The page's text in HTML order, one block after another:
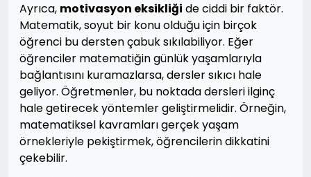
Ayrıca, motivasyon eksikliği de ciddi bir faktör.
Matematik, soyut bir konu olduğu için birçok
öğrenci bu dersten çabuk sıkılabiliyor. Eğer
öğrenciler matematiğin günlük yaşamlarıyla
bağlantısını kuramazlarsa, dersler sıkıcı hale
geliyor. Öğretmenler, bu noktada dersleri ilginç
hale getirecek yöntemler geliştirmelidir. Örneğin,
matematiksel kavramları gerçek yaşam
örnekleriyle pekiştirmek, öğrencilerin dikkatini
çekebilir.